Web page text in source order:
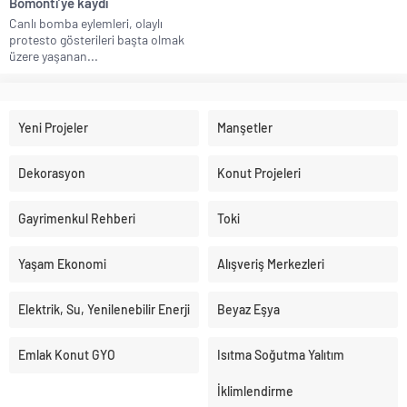
Canlı bomba eylemleri, olaylı
protesto gösterileri başta olmak
üzere yaşanan...
Yeni Projeler Manşetler
Dekorasyon Konut Projeleri
Gayrimenkul Rehberi Toki
Yaşam Ekonomi Alışveriş Merkezleri
Elektrik, Su, Yenilenebilir Enerji Beyaz Eşya
Emlak Konut GYO Isıtma Soğutma Yalıtım
İklimlendirme